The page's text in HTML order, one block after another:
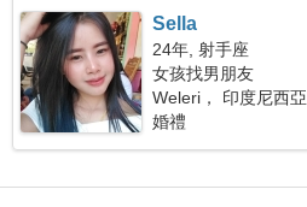
Sella
24年, 射手座
女孩找男朋友
Weleri， 印度尼西亞
婚禮